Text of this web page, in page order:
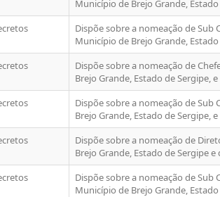
Município de Brejo Grande,
Dispõe sobre a nomeação de
Município de Brejo Grande,
Dispõe sobre a nomeação de
Brejo Grande, Estado de Sergipe,
Dispõe sobre a nomeação de Sub
Brejo Grande, Estado de Sergipe,
Dispõe sobre a nomeação de
Brejo Grande, Estado de Sergipe
Dispõe sobre a nomeação de Sub
Município de Brejo Grande,